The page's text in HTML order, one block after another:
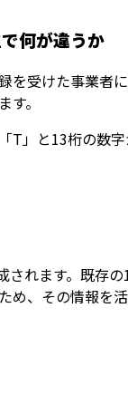
何が違うか
を受けた事業者
。
T」と13桁の数
れます。既存
め、その情報を